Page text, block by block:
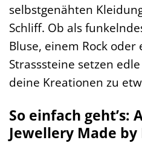
selbstgenähten
Schliff. Ob als
Bluse, einem Rock oder
Strasssteine setzen
deine Kreationen zu
So einfach geht’s:
Jewellery Made